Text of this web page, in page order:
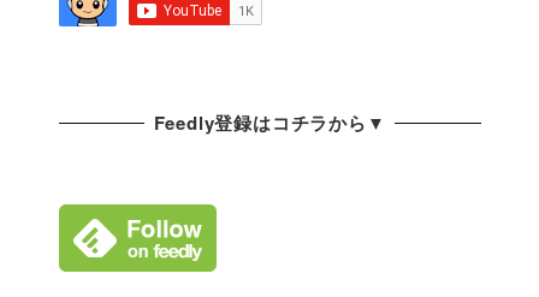
Feedly登録はコチラから▼